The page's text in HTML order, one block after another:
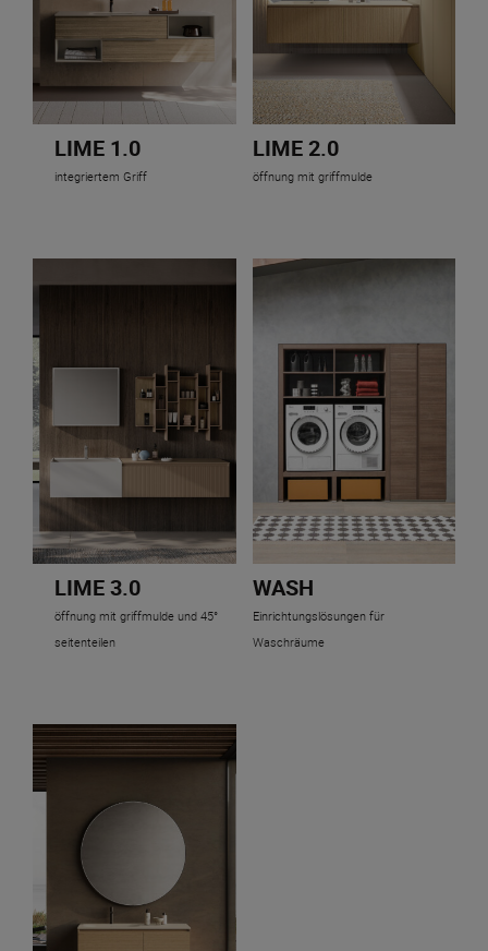
LIME 1.0
integriertem Griff
LIME 2.0
öffnung mit griffmulde
LIME 3.0
öffnung mit griffmulde und 45°
seitenteilen
WASH
Einrichtungslösungen für
Waschräume